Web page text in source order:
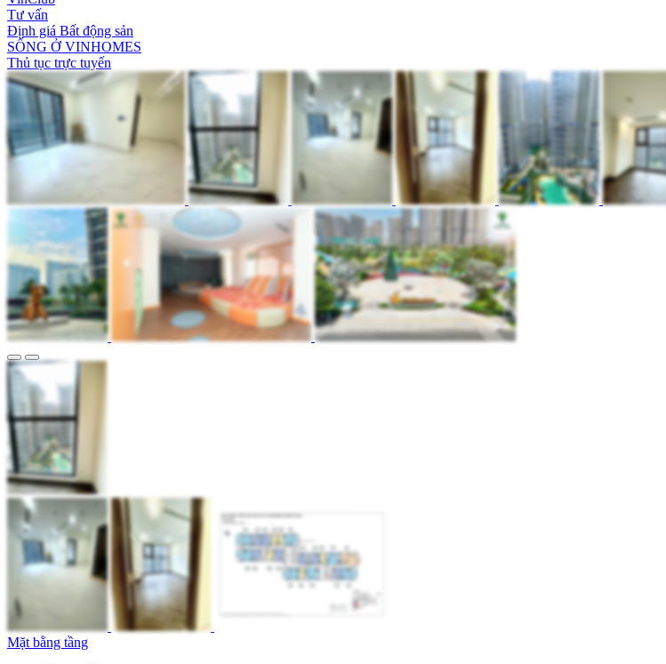
Tư vấn
Định giá Bất động sản
SỐNG Ở VINHOMES
Thủ tục trực tuyến
Mặt bằng tầng